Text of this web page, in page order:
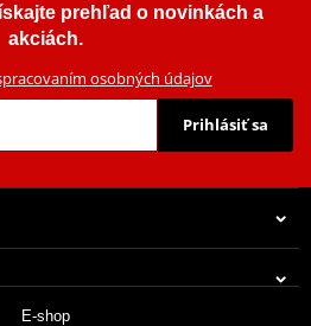
prehľad o novinkách a
akciách.
osobných údajov
Prihlásiť sa
E-shop